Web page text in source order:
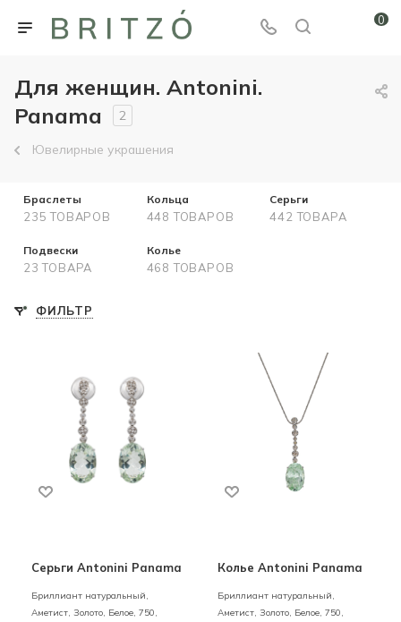
0
Для женщин. Antonini.
Panama
2
Ювелирные украшения
Браслеты
235 ТОВАРОВ
Кольца
448 ТОВАРОВ
Серьги
442 ТОВАРА
Подвески
23 ТОВАРА
Колье
468 ТОВАРОВ
ФИЛЬТР
Серьги Antonini Panama
Бриллиант натуральный,
Аметист, Золото, Белое, 750,
Колье Antonini Panama
Бриллиант натуральный,
Аметист, Золото, Белое, 750,